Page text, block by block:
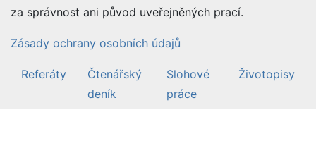
za správnost ani původ uveřejněných prací.
Zásady ochrany osobních údajů
Referáty
Čtenářský
deník
Slohové
práce
Životopisy